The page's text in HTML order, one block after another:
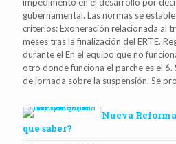
gubernamental. Las normas se
criterios: Exoneración relacionada al
meses tras la finalización del ERTE.
durante el En el equipo que no
otro donde funciona el parche es el 6.
de jornada sobre la suspensión. Se
Nueva
que saber?